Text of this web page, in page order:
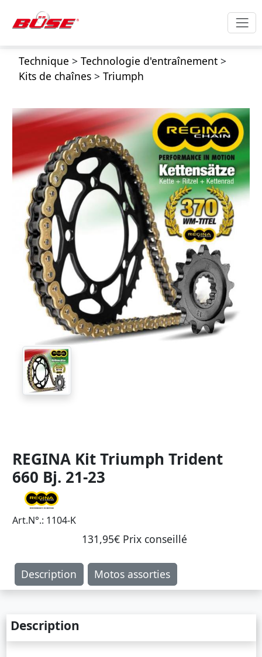
Technique > Technologie d'entraînement>
Kits de chaînes> Triumph
REGINA Kit Triumph Trident
660 Bj. 21-23
Art.N°.: 1104-K
131,95€ Prix ​​conseillé
Description Motos assorties
Description